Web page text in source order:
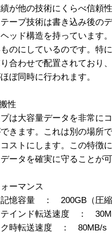
が他の技術にくらべ信頼
テープ技術は書き込み後の
ヘッド構造を持っています
のにしているのです。特
合わせで配置されており
ぼ同時に行われます。
性
は大容量データを非常に
できます。これは別の場所
コストにします。この特徴
ータを確実に守ることが
ーマンス
憶容量 ： 200GB（圧縮
インド転送速度 ：
ク時転送速度 ： 80MB/s